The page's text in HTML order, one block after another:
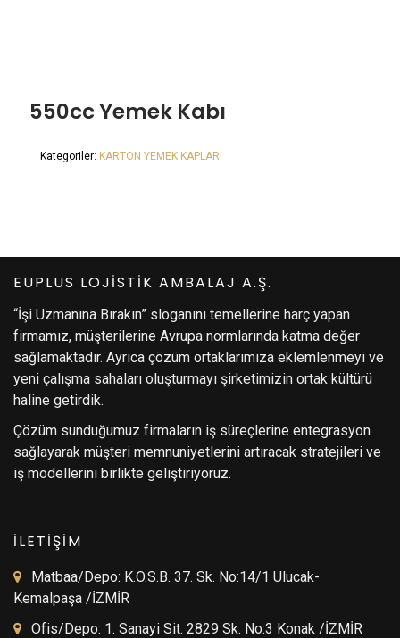
550cc Yemek Kabı
Kategoriler: KARTON YEMEK KAPLARI
EUPLUS LOJİSTİK AMBALAJ A.Ş.
“İşi Uzmanına Bırakın” sloganını temellerine harç yapan
firmamız, müşterilerine Avrupa normlarında katma değer
sağlamaktadır. Ayrıca çözüm ortaklarımıza eklemlenmeyi ve
yeni çalışma sahaları oluşturmayı şirketimizin ortak kültürü
haline getirdik.
Çözüm sunduğumuz firmaların iş süreçlerine entegrasyon
sağlayarak müşteri memnuniyetlerini artıracak stratejileri ve
iş modellerini birlikte geliştiriyoruz.
İLETİŞİM
Matbaa/Depo: K.O.S.B. 37. Sk. No:14/1 Ulucak-
Kemalpaşa /İZMİR
Ofis/Depo: 1. Sanayi Sit. 2829 Sk. No:3 Konak /İZMİR